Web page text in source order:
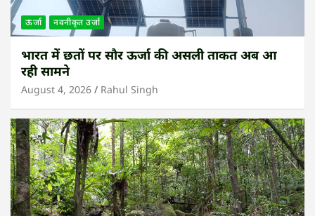
ऊर्जा नवनीकृत उर्जा
भारत में छतों पर सौर ऊर्जा की असली ताकत अब आ
रही सामने
August 4, 2026 Rahul Singh